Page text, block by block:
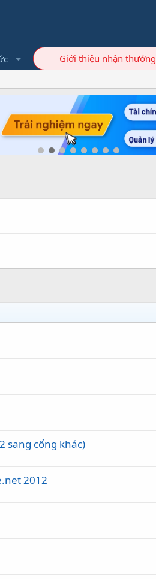
Giới thiệu nhận thưởng
sang cổng khác)
2012